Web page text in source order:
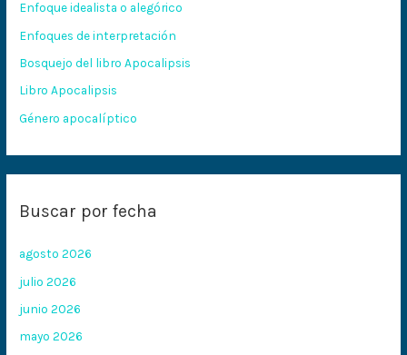
p
o
r
:
Enfoque idealista o alegórico
Enfoques de interpretación
Bosquejo del libro Apocalipsis
Libro Apocalipsis
Género apocalíptico
Buscar por fecha
agosto 2026
julio 2026
junio 2026
mayo 2026